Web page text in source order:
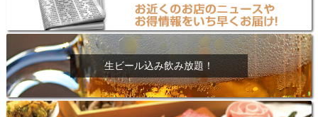
生ビール込み飲み放題！